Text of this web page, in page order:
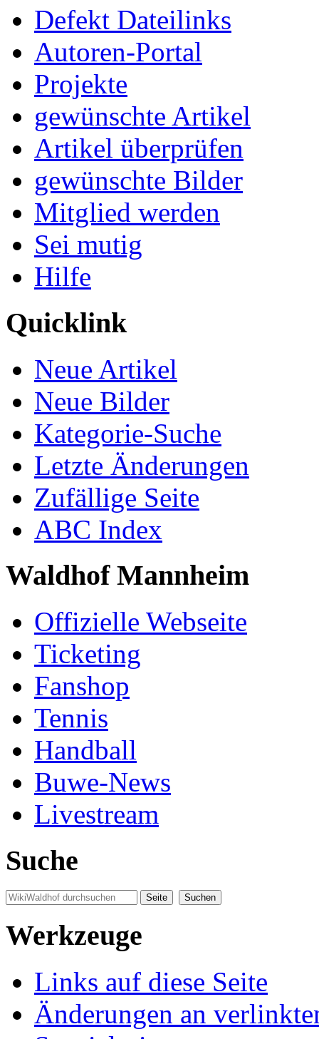
Defekt Dateilinks
Autoren-Portal
Projekte
gewünschte Artikel
Artikel überprüfen
gewünschte Bilder
Mitglied werden
Sei mutig
Hilfe
Quicklink
Neue Artikel
Neue Bilder
Kategorie-Suche
Letzte Änderungen
Zufällige Seite
ABC Index
Waldhof Mannheim
Offizielle Webseite
Ticketing
Fanshop
Tennis
Handball
Buwe-News
Livestream
Suche
Werkzeuge
Links auf diese Seite
Änderungen an